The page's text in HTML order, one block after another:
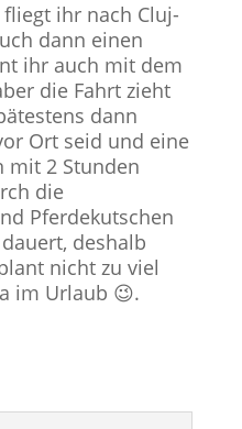
ihr nach Cluj-
dann einen
ihr auch mit dem
die Fahrt zieht
dann
Ort seid und eine
mit 2 Stunden
die
Pferdekutschen
deshalb
nicht zu viel
im Urlaub 😉.